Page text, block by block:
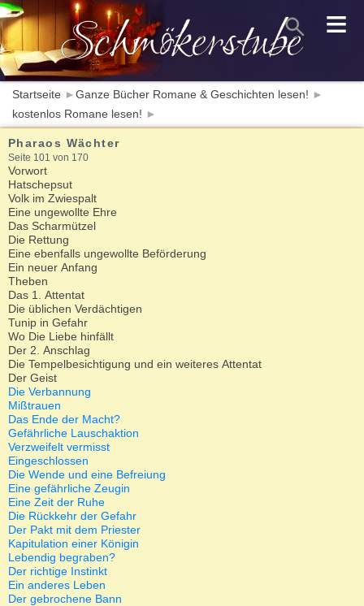
Startseite ► Ganze Bücher Romane & Geschichten lesen! ►
kostenlos Romane lesen! ►
Pharaos Wächter
Seite 101 von 170
Vorwort
Hatschepsut
Volk im Zwiespalt
Eine ungewollte Ehre
Das Scharmützel
Die Rettung
Eine ebenfalls ungewollte Beförderung
Ein neuer Anfang
Theben
Das 1. Attentat
Die üblichen Verdächtigen
Tunip in Gefahr
Wo Die Liebe hinfällt
Der 2. Anschlag
Die Tempelbesichtigung und ein weiteres Attentat
Der Geist
Die Verbannung
Mißtrauen
Das Ende der Macht?
Gefährliche Lauschaktion
Verzweifelt vermisst
Eingeschlossen
Die Wende und eine Befreiung
Eine gefährliche Zeugin
Eine Zeit der Ruhe
Die Rückkehr der Gefahr
Der Pakt mit dem Priester
Kapitulation einer Königin
Lebendig begraben?
Der richtige Instinkt
Ein anderes Leben
Der gebrochene Bann
≡